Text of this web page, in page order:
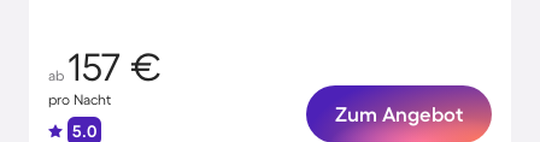
ab 157 €
pro Nacht
5.0
Zum Angebot